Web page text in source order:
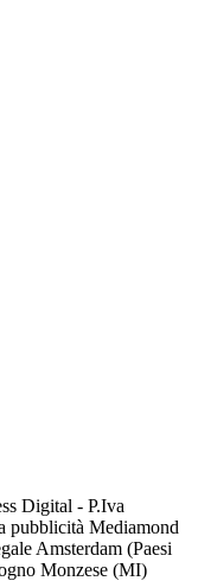
Digital - P.Iva
pubblicità Mediamond
Amsterdam (Paesi
Monzese (MI)